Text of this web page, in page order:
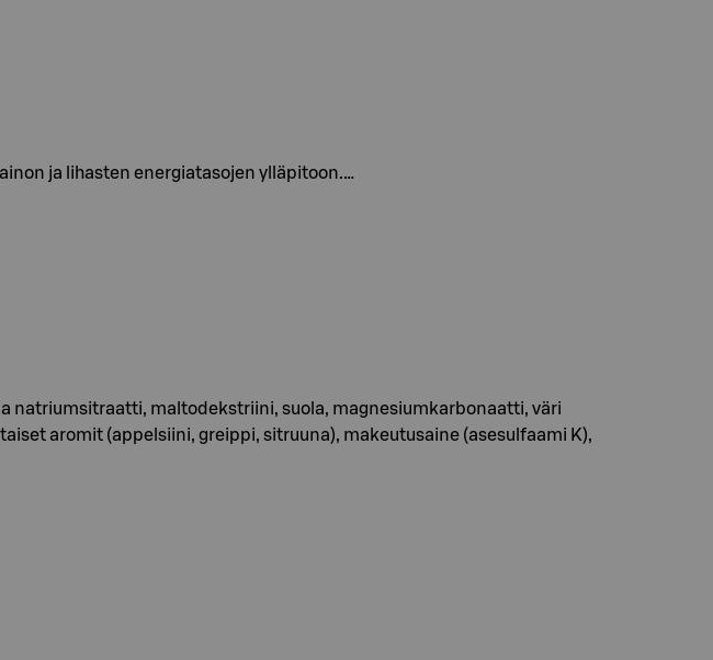
ja lihasten energiatasojen ylläpitoon.…
natriumsitraatti, maltodekstriini, suola, magnesiumkarbonaatti, väri
aromit (appelsiini, greippi, sitruuna), makeutusaine (asesulfaami K),